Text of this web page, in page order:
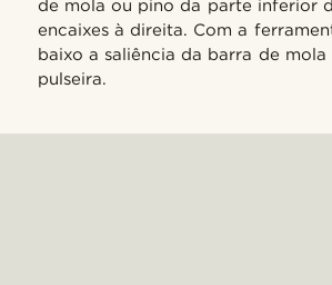
de mola ou pino da parte inferior
encaixes à direita. Com a
baixo a saliência da barra de mola
pulseira.